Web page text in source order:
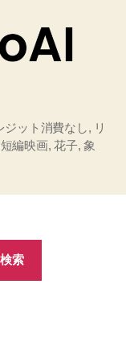
ジット消費なし, リ
短編映画,花子,象
検索